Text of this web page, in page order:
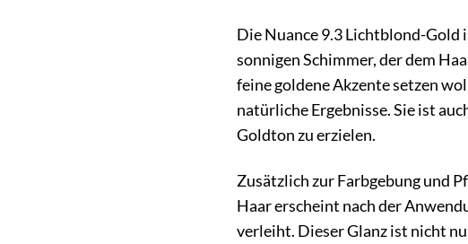
Die Nuance 9.3 Lichtblond-Gold
sonnigen Schimmer, der dem
feine goldene Akzente setzen
natürliche Ergebnisse. Sie ist
Goldton zu erzielen.
Zusätzlich zur Farbgebung und
Haar erscheint nach der
verleiht. Dieser Glanz ist nicht